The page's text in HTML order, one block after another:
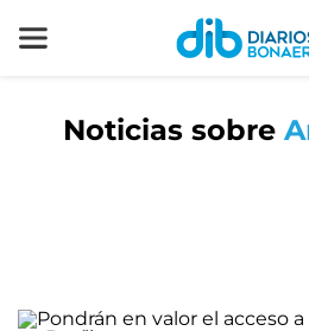
Noticias sobre